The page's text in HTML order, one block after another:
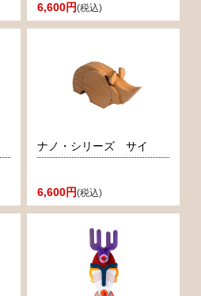
6,600円(税込)
ナノ・シリーズ サイ
6,600円(税込)